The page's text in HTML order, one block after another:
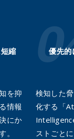
縮
を抑
情報
にか
。
優先的
検知した
化する「
ストごと